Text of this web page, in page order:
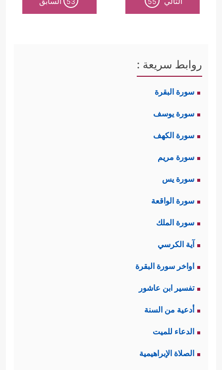
روابط سريعة :
سورة البقرة
سورة يوسف
سورة الكهف
سورة مريم
سورة يس
سورة الواقعة
سورة الملك
آية الكرسي
اواخر سورة البقرة
تفسير ابن عاشور
أدعية من السنة
الدعاء للميت
الصلاة الإبراهيمية